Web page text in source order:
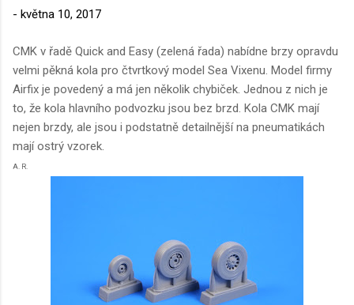
- května 10, 2017
CMK v řadě Quick and Easy (zelená řada) nabídne brzy opravdu
velmi pěkná kola pro čtvrtkový model Sea Vixenu. Model firmy
Airfix je povedený a má jen několik chybiček. Jednou z nich je
to, že kola hlavního podvozku jsou bez brzd. Kola CMK mají
nejen brzdy, ale jsou i podstatně detailnější na pneumatikách
mají ostrý vzorek.
A. R.